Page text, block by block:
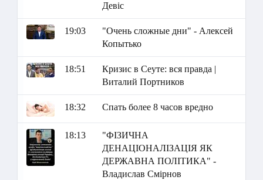
Девіс
19:03
"Очень сложные дни" - Алексей
Копытько
18:51
Кризис в Сеуте: вся правда |
Виталий Портников
18:32 Спать более 8 часов вредно
18:13
"ФІЗИЧНА
ДЕНАЦІОНАЛІЗАЦІЯ ЯК
ДЕРЖАВНА ПОЛІТИКА" -
Владислав Смірнов